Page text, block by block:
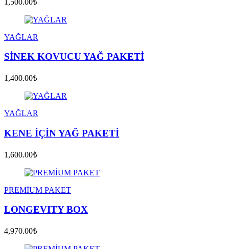
YAĞLAR
SİNEK KOVUCU YAĞ PAKETİ
1,400.00₺
YAĞLAR
KENE İÇİN YAĞ PAKETİ
1,600.00₺
PREMİUM PAKET
LONGEVITY BOX
4,970.00₺